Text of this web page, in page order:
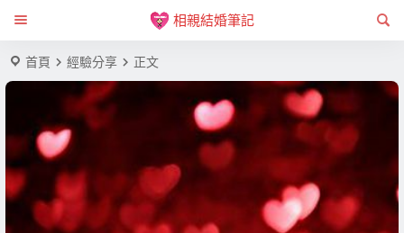
相親結婚筆記
首頁 經驗分享 正文